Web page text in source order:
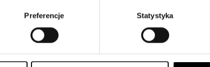
Preferencje Statystyka